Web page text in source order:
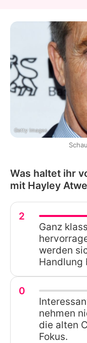
Getty Images
Was haltet ihr
mit Hayley
2
Ganz
werden
Handlung
0
nehmen
die alten
Fokus.